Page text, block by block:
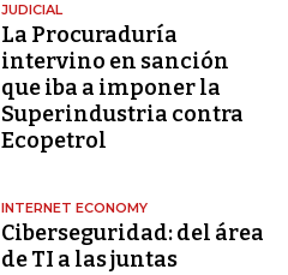
JUDICIAL
La Procuraduría
intervino en sanción
que iba a imponer la
Superindustria contra
Ecopetrol
INTERNET ECONOMY
Ciberseguridad: del área
de TI a las juntas